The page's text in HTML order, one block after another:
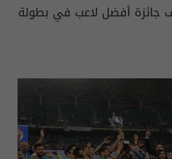
جائزة أفضل لاعب في بطولة